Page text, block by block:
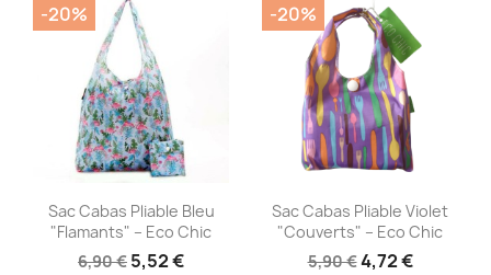
Aperçu rapide
Sac Cabas Pliable Bleu
"Flamants" – Eco Chic
6,90 € 5,52 €
-20%
Aperçu rapide
Sac Cabas Pliable Violet
"Couverts" – Eco Chic
5,90 €4,72 €
-20%